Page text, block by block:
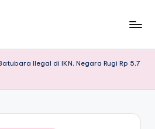
Ilegal di IKN, Negara Rugi Rp 5,7